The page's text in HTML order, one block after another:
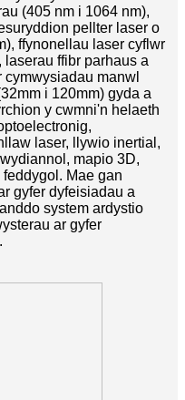
(405 nm i 1064 nm),
pellter laser o
ffynonellau laser cyflwr
ffibr parhaus a
cymwysiadau manwl
i 120mm) gyda a
y cwmni'n helaeth
laser, llywio inertial,
mapio 3D,
Mae gan
gyfer dyfeisiadau a
system ardystio
ar gyfer